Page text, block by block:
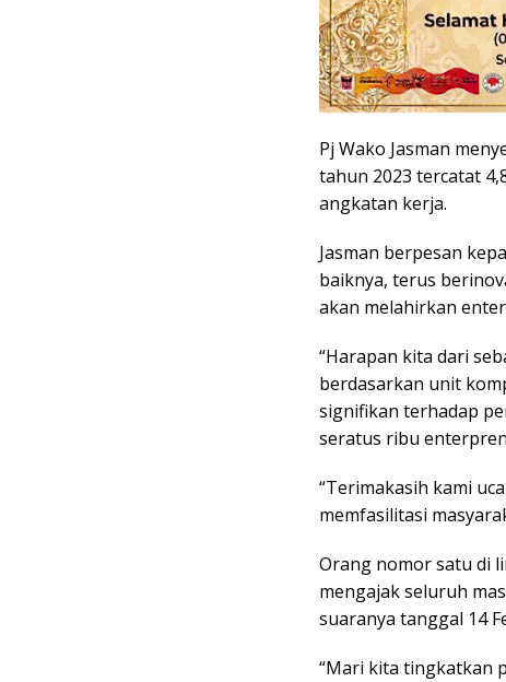
Pj Wako Jasman
tahun 2023 tercatat
angkatan kerja.
Jasman berpesan
baiknya, terus
akan melahirkan
“Harapan kita dari
berdasarkan unit
signifikan terhadap
seratus ribu
“Terimakasih kami
memfasilitasi
Orang nomor satu di
mengajak seluruh
suaranya tanggal 14
“Mari kita tingkatkan